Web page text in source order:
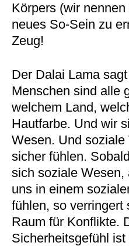
Körpers (wir
neues So-Sein zu
Zeug!
Der Dalai Lama
Menschen sind alle
welchem Land,
Hautfarbe. Und wir
Wesen. Und
sicher fühlen.
sich soziale Wesen,
uns in einem
fühlen, so verringert
Raum für Konflikte.
Sicherheitsgefühl